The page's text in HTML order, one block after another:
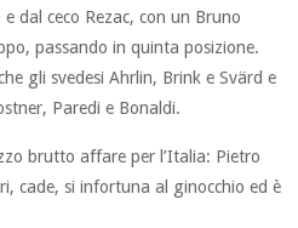
dal ceco Rezac, con un Bruno
passando in quinta posizione.
gli svedesi Ahrlin, Brink e Svärd e
Paredi e Bonaldi.
brutto affare per l’Italia: Pietro
cade, si infortuna al ginocchio ed è